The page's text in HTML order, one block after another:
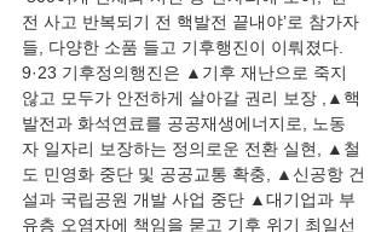
전 사고 반복되기 전 핵발전 끝내야’로 참가자
들, 다양한 소품 들고 기후행진이 이뤄졌다.
9·23 기후정의행진은 ▲기후 재난으로 죽지
않고 모두가 안전하게 살아갈 권리 보장 ,▲핵
발전과 화석연료를 공공재생에너지로, 노동
자 일자리 보장하는 정의로운 전환 실현, ▲철
도 민영화 중단 및 공공교통 확충, ▲신공항 건
설과 국립공원 개발 사업 중단 ▲대기업과 부
유층 오염자에 책임을 묻고 기후 위기 최일선